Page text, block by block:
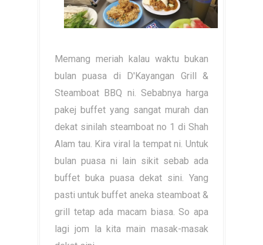
Memang meriah kalau waktu bukan
bulan puasa di D'Kayangan Grill &
Steamboat BBQ ni. Sebabnya harga
pakej buffet yang sangat murah dan
dekat sinilah steamboat no 1 di Shah
Alam tau. Kira viral la tempat ni. Untuk
bulan puasa ni lain sikit sebab ada
buffet buka puasa dekat sini. Yang
pasti untuk buffet aneka steamboat &
grill tetap ada macam biasa. So apa
lagi jom la kita main masak-masak